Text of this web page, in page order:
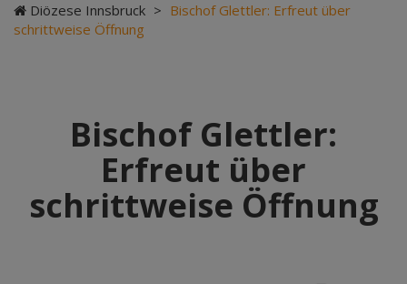
Diözese Innsbruck > Bischof Glettler: Erfreut über
schrittweise Öffnung
Bischof Glettler:
Erfreut über
schrittweise Öffnung